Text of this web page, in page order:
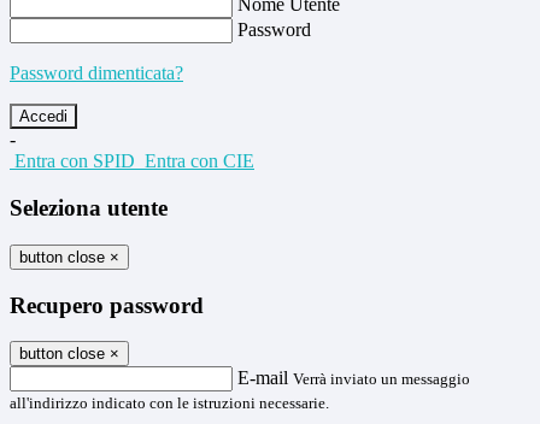
Nome Utente
Password
Password dimenticata?
-
Entra con SPID Entra con CIE
Seleziona utente
button close ×
Recupero password
button close ×
E-mail Verrà inviato un messaggio
all'indirizzo indicato con le istruzioni necessarie.